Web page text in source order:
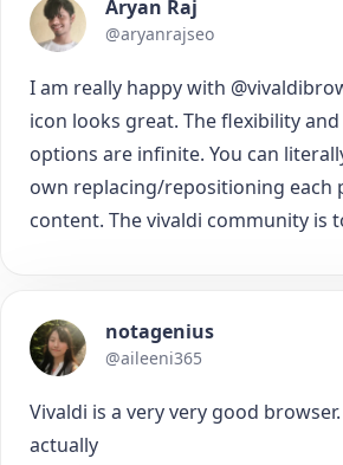
Aryan Raj
@aryanrajseo
I am really happy with
icon looks great. The flexibility
options are infinite. You can
own replacing/repositioning each
content. The vivaldi community is
notagenius
@aileeni365
Vivaldi is a very very good
actually